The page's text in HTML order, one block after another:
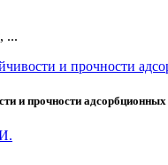
...
и прочности
и прочности